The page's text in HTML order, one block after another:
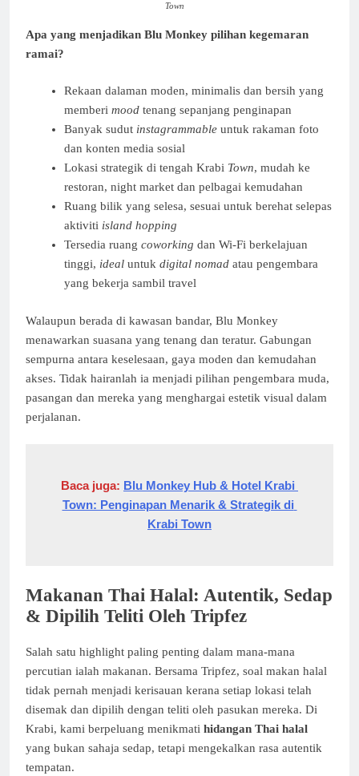
Town
Apa yang menjadikan Blu Monkey pilihan kegemaran
ramai?
Rekaan dalaman moden, minimalis dan bersih yang
memberi moodtenang sepanjang penginapan
Banyak sudutinstagrammableuntuk rakaman foto
dan konten media sosial
Lokasi strategik di tengah Krabi Town, mudah ke
restoran, night market dan pelbagai kemudahan
Ruang bilik yang selesa, sesuai untuk berehat selepas
aktiviti island hopping
Tersedia ruang coworking dan Wi-Fi berkelajuan
tinggi, ideal untuk digital nomadatau pengembara
yang bekerja sambil travel
Walaupun berada di kawasan bandar, Blu Monkey
menawarkan suasana yang tenang dan teratur. Gabungan
sempurna antara keselesaan, gaya moden dan kemudahan
akses. Tidak hairanlah ia menjadi pilihan pengembara muda,
pasangan dan mereka yang menghargai estetik visual dalam
perjalanan.
Baca juga: Blu Monkey Hub & Hotel Krabi
Town: Penginapan Menarik & Strategik di
Krabi Town
Makanan Thai Halal: Autentik, Sedap
& Dipilih Teliti Oleh Tripfez
Salah satu highlight paling penting dalam mana-mana
percutian ialah makanan. Bersama Tripfez, soal makan halal
tidak pernah menjadi kerisauan kerana setiap lokasi telah
disemak dan dipilih dengan teliti oleh pasukan mereka. Di
Krabi, kami berpeluang menikmati hidangan Thai halal
yang bukan sahaja sedap, tetapi mengekalkan rasa autentik
tempatan.